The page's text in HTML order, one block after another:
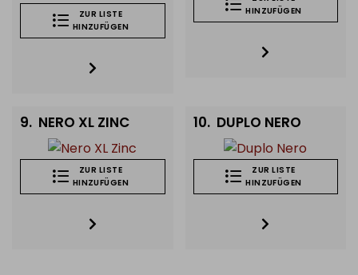
ZUR LISTE
HINZUFÜGEN
HINZUFÜGEN
9. NERO XL ZINC
ZUR LISTE
HINZUFÜGEN
10. DUPLO NERO
ZUR LISTE
HINZUFÜGEN